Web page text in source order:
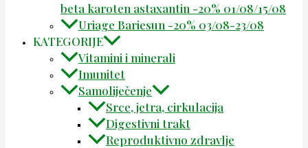
beta karoten astaxantin -20% 01/08/15/08
Uriage Bariesun -20% 03/08-23/08
KATEGORIJE
Vitamini i minerali
Imunitet
Samoliječenje
Srce, jetra, cirkulacija
Digestivni trakt
Reproduktivno zdravlje